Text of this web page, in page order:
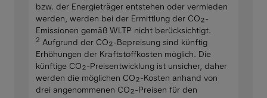
bzw. der Energieträger entstehen oder vermieden
werden, werden bei der Ermittlung der CO₂-
Emissionen gemäß WLTP nicht berücksichtigt.
2 Aufgrund der CO₂-Bepreisung sind künftig
Erhöhungen der Kraftstoffkosten möglich. Die
künftige CO₂-Preisentwicklung ist unsicher, daher
werden die möglichen CO₂-Kosten anhand von
drei angenommenen CO₂-Preisen für den